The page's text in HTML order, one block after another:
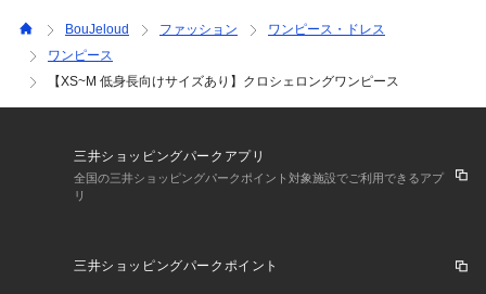
■COORDINATE
一枚でラフに着用しても、ワンピースの下にシアートップス、
上に薄めのシャツやカーディガンなどを合わせてカジュアルに
しやすいアイテムになっています。
…………………
…………………
BouJeloud ファッション
ワンピース・ドレス
ワンピース
【XS~M 低身長向けサイズあり】クロシェロングワンピース
三井ショッピングパークアプリ
全国の三井ショッピングパークポイント対象施設でご利用できるアプ
リ
三井ショッピングパークポイント